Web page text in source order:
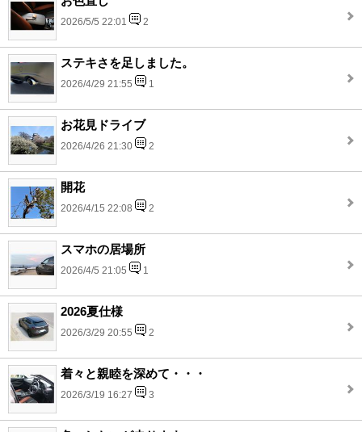
2026/5/5 22:01 2
ステキさを足しました。
2026/4/29 21:55 1
お花見ドライブ
2026/4/26 21:30 2
開花
2026/4/15 22:08 2
スマホの居場所
2026/4/5 21:05 1
2026夏仕様
2026/3/29 20:55 2
着々と親睦を深めて・・・
2026/3/19 16:27 3